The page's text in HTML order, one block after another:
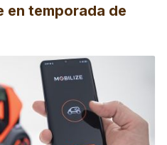
en temporada de